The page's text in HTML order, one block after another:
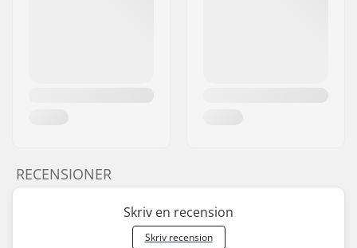
RECENSIONER
Skriv en recension
Skriv recension